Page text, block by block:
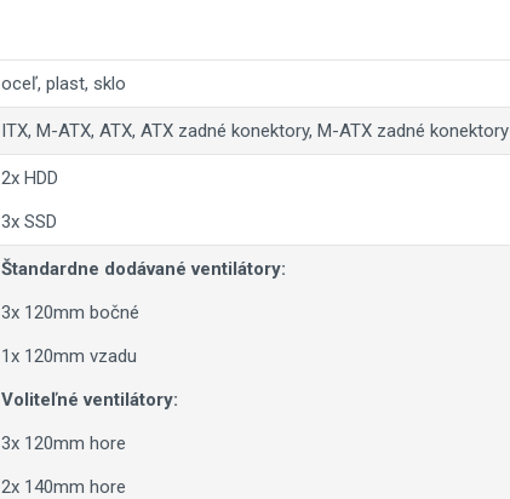
oceľ, plast, sklo
ITX, M-ATX, ATX, ATX zadné konektory, M-ATX zadné konektory
2x HDD
3x SSD
Štandardne dodávané ventilátory:
3x 120mm bočné
1x 120mm vzadu
Voliteľné ventilátory:
3x 120mm hore
2x 140mm hore